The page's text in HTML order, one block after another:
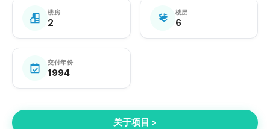
楼房
2
楼层
6
交付年份
1994
关于项目 >